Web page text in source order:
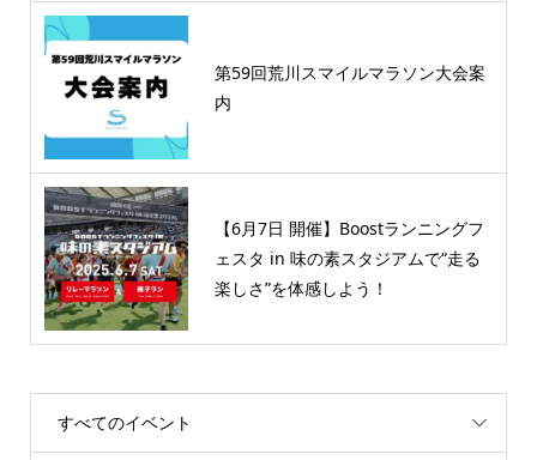
第59回荒川スマイルマラソン大会案
内
【6月7日 開催】Boostランニングフ
ェスタ in 味の素スタジアムで“走る
楽しさ”を体感しよう！
すべてのイベント